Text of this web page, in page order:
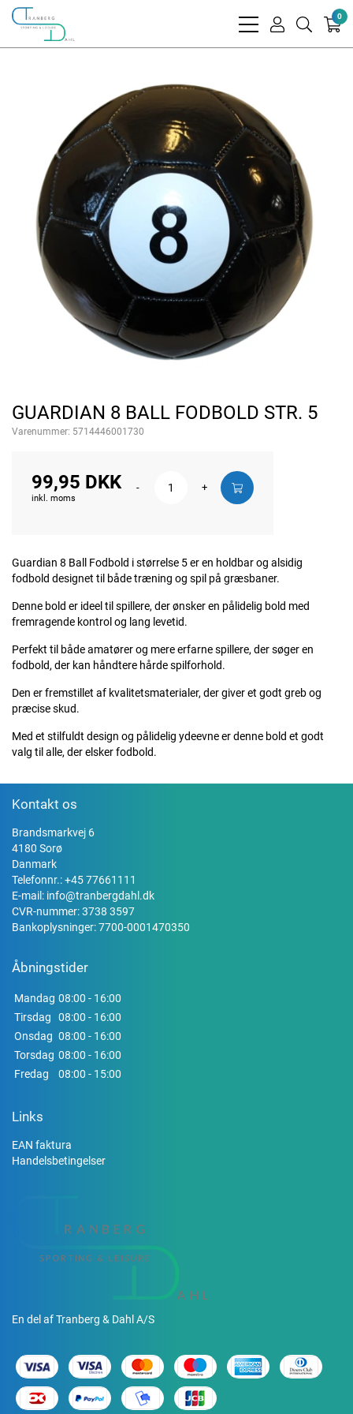
bars
user
search
0
GUARDIAN 8 BALL FODBOLD STR. 5
Varenummer: 5714446001730
99,95 DKK
inkl. moms
- +
Guardian 8 Ball Fodbold i størrelse 5 er en holdbar og alsidig
fodbold designet til både træning og spil på græsbaner.
Denne bold er ideel til spillere, der ønsker en pålidelig bold med
fremragende kontrol og lang levetid.
Perfekt til både amatører og mere erfarne spillere, der søger en
fodbold, der kan håndtere hårde spilforhold.
Den er fremstillet af kvalitetsmaterialer, der giver et godt greb og
præcise skud.
Med et stilfuldt design og pålidelig ydeevne er denne bold et godt
valg til alle, der elsker fodbold.
Kontakt os
Brandsmarkvej 6
4180 Sorø
Danmark
Telefonnr.:+45 77661111
E-mail: info@tranbergdahl.dk
CVR-nummer: 3738 3597
Bankoplysninger: 7700-0001470350
Åbningstider
Mandag 08:00 - 16:00
Tirsdag
08:00 - 16:00
Onsdag 08:00 - 16:00
Torsdag 08:00 - 16:00
Fredag
08:00 - 15:00
Links
EAN faktura
Handelsbetingelser
En del af Tranberg & Dahl A/S